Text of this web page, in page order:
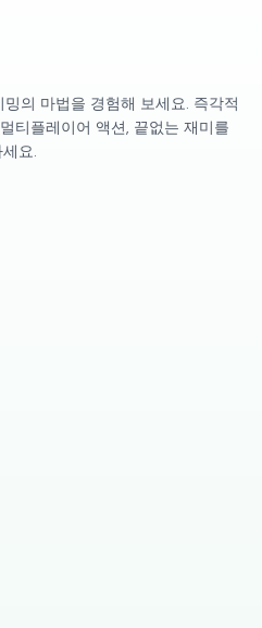
의 마법을 경험해 보세요. 즉각적
티플레이어 액션, 끝없는 재미를
요.